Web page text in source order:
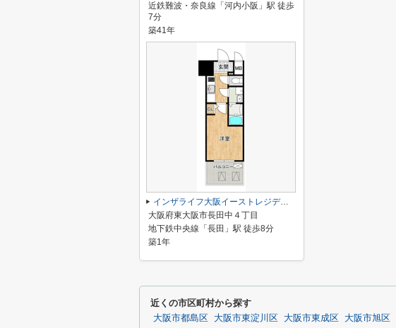
近鉄難波・奈良線「河内小阪」駅 徒歩
7分
築41年
インザライフ大阪イーストレジデンス
大阪府東大阪市長田中４丁目
地下鉄中央線「長田」駅 徒歩8分
築1年
近くの市区町村から探す
大阪市都島区 大阪市東淀川区 大阪市東成区 大阪市旭区